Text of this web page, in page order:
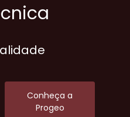
Conheça a
Progeo